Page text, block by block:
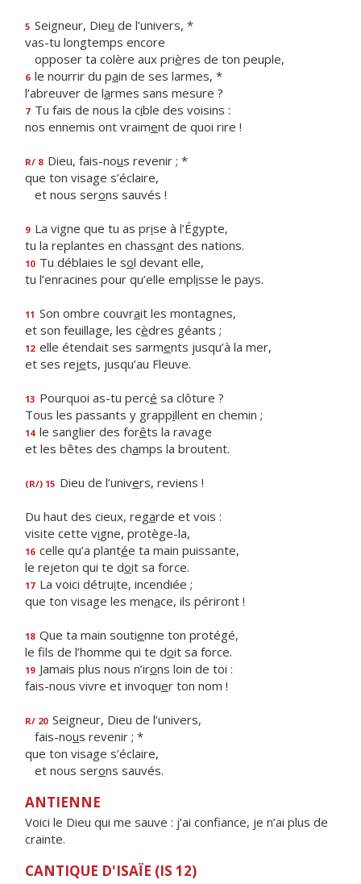
5 Seigneur, Dieu de l’univers, *
vas-tu longtemps encore
opposer ta colère aux prières de ton peuple,
6 le nourrir du pain de ses larmes, *
l’abreuver de larmes sans mesure ?
7 Tu fais de nous la cible des voisins :
nos ennemis ont vraiment de quoi rire !
R/ 8 Dieu, fais-nous revenir ; *
que ton visage s’éclaire,
et nous serons sauvés !
9 La vigne que tu as prise à l’Égypte,
tu la replantes en chassant des nations.
10 Tu déblaies le sol devant elle,
tu l’enracines pour qu’elle emplisse le pays.
11 Son ombre couvrait les montagnes,
et son feuillage, les cèdres géants ;
12 elle étendait ses sarments jusqu’à la mer,
et ses rejets, jusqu’au Fleuve.
13 Pourquoi as-tu percé sa clôture ?
Tous les passants y grappillent en chemin ;
14 le sanglier des forêts la ravage
et les bêtes des champs la broutent.
(R/) 15 Dieu de l’univers, reviens !
Du haut des cieux, regarde et vois :
visite cette vigne, protège-la,
16 celle qu’a plantée ta main puissante,
le rejeton qui te doit sa force.
17 La voici détruite, incendiée ;
que ton visage les menace, ils périront !
18 Que ta main soutienne ton protégé,
le fils de l’homme qui te doit sa force.
19 Jamais plus nous n’irons loin de toi :
fais-nous vivre et invoquer ton nom !
R/ 20 Seigneur, Dieu de l’univers,
fais-nous revenir ; *
que ton visage s’éclaire,
et nous serons sauvés.
ANTIENNE
Voici le Dieu qui me sauve : j’ai confiance, je n’ai plus de
crainte.
CANTIQUE D'ISAÏE (IS 12)